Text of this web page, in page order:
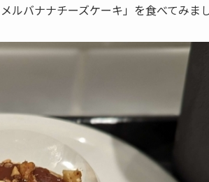
バナナチーズケーキ」を食べてみまし